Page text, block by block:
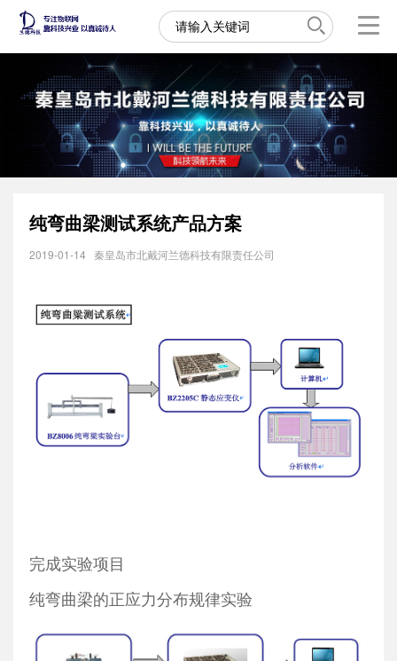
纯弯曲梁测试系统产品方案
2019-01-14 秦皇岛市北戴河兰德科技有限责任公司
完成实验项目
纯弯曲梁的正应力分布规律实验